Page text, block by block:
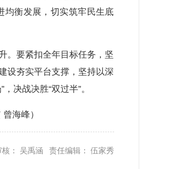
均衡发展，切实筑牢民生底
。要紧扣全年目标任务，坚
设夯实平台支撑，坚持以深
决战决胜“双过半”。
海峰）
核： 吴禹涵 责任编辑： 伍家秀